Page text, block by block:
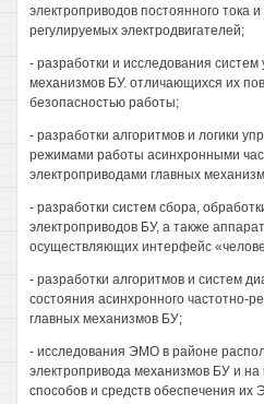
электроприводов постоянного тока
регулируемых электродвигателей;
- разработки и исследования
механизмов БУ. отличающихся их
безопасностью работы;
- разработки алгоритмов и логики
режимами работы асинхронными
электроприводами главных
- разработки систем сбора,
электроприводов БУ, а также
осуществляющих интерфейс
- разработки алгоритмов и систем
состояния асинхронного частотно-
главных механизмов БУ;
- исследования ЭМО в районе
электропривода механизмов БУ и на
способов и средств обеспечения их